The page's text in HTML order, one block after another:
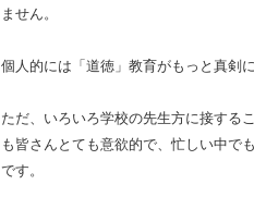
ません。
個人的には「道徳」教育がもっと真剣
ただ、いろいろ学校の先生方に接する
も皆さんとても意欲的で、忙しい中で
です。